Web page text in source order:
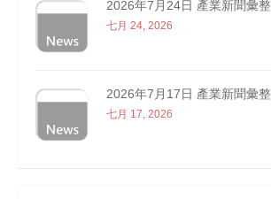
2026年7月24日 產業新聞彙整
七月 24, 2026
2026年7月17日 產業新聞彙整
七月 17, 2026